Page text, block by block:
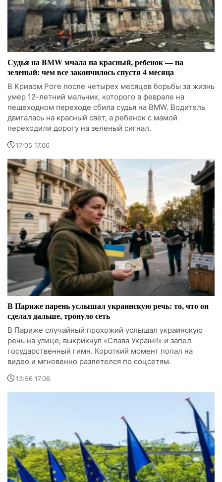
Судья на BMW мчала на красный, ребенок — на
зеленый: чем все закончилось спустя 4 месяца
В Кривом Роге после четырех месяцев борьбы за жизнь
умер 12-летний мальчик, которого в феврале на
пешеходном переходе сбила судья на BMW. Водитель
двигалась на красный свет, а ребенок с мамой
переходили дорогу на зеленый сигнал.
17:05 17.06
В Париже парень услышал украинскую речь: то, что он
сделал дальше, тронуло сеть
В Париже случайный прохожий услышал украинскую
речь на улице, выкрикнул «Слава Україні!» и запел
государственный гимн. Короткий момент попал на
видео и мгновенно разлетелся по соцсетям.
13:56 17.06